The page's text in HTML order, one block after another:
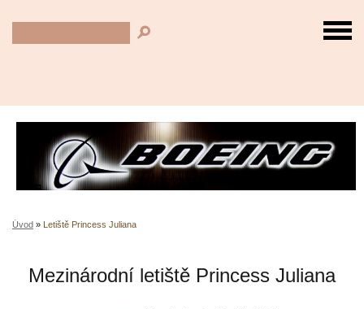
Úvod » Letiště Princess Juliana
Mezinárodní letiště Princess Juliana